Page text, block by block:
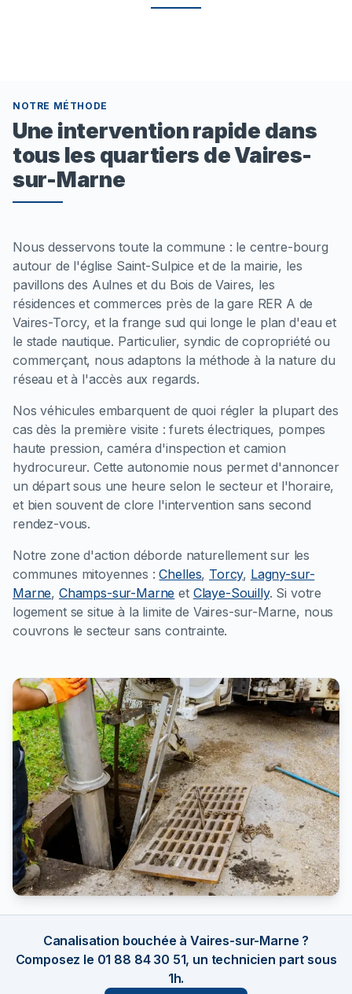
NOTRE MÉTHODE
Une intervention rapide dans
tous les quartiers de Vaires-
sur-Marne
Nous desservons toute la commune : le centre-bourg
autour de l'église Saint-Sulpice et de la mairie, les
pavillons des Aulnes et du Bois de Vaires, les
résidences et commerces près de la gare RER A de
Vaires-Torcy, et la frange sud qui longe le plan d'eau et
le stade nautique. Particulier, syndic de copropriété ou
commerçant, nous adaptons la méthode à la nature du
réseau et à l'accès aux regards.
Nos véhicules embarquent de quoi régler la plupart des
cas dès la première visite : furets électriques, pompes
haute pression, caméra d'inspection et camion
hydrocureur. Cette autonomie nous permet d'annoncer
un départ sous une heure selon le secteur et l'horaire,
et bien souvent de clore l'intervention sans second
rendez-vous.
Notre zone d'action déborde naturellement sur les
communes mitoyennes :Chelles, Torcy, Lagny-sur-
Marne, Champs-sur-Marne et Claye-Souilly. Si votre
logement se situe à la limite de Vaires-sur-Marne, nous
couvrons le secteur sans contrainte.
Canalisation bouchée à Vaires-sur-Marne ?
Composez le 01 88 84 30 51, un technicien part sous
1h.